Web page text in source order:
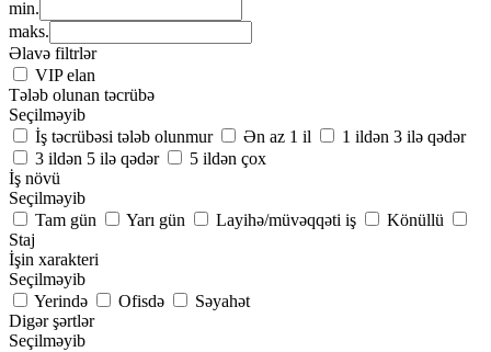
min.
maks.
Əlavə filtrlər
VIP elan
Tələb olunan təcrübə
Seçilməyib
İş təcrübəsi tələb olunmur
Ən az 1 il
1 ildən 3 ilə qədər
3 ildən 5 ilə qədər
5 ildən çox
İş növü
Seçilməyib
Tam gün
Yarı gün Layihə/müvəqqəti iş
Könüllü
Staj
İşin xarakteri
Seçilməyib
Yerində
Ofisdə
Səyahət
Digər şərtlər
Seçilməyib